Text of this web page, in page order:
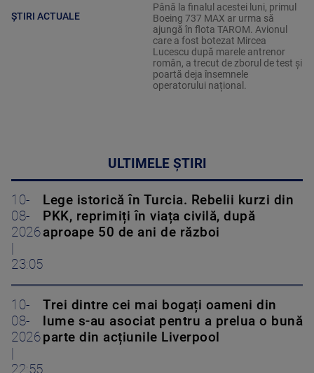
ȘTIRI ACTUALE
Până la finalul acestei luni, primul
Boeing 737 MAX ar urma să
ajungă în flota TAROM. Avionul
care a fost botezat Mircea
Lucescu după marele antrenor
român, a trecut de zborul de test și
poartă deja însemnele
operatorului național.
ULTIMELE ȘTIRI
10-
08-
2026
23:05
Lege istorică în Turcia. Rebelii kurzi din
PKK, reprimiți în viața civilă, după
aproape 50 de ani de război
10-
08-
2026
22:55
Trei dintre cei mai bogați oameni din
lume s-au asociat pentru a prelua o bună
parte din acțiunile Liverpool